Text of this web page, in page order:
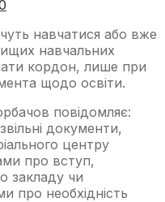
навчатися або вже
навчальних
кордон, лише при
щодо освіти.
повідомляє:
документи,
центру
про вступ,
закладу чи
про необхідність